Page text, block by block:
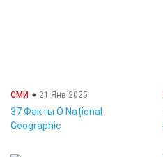
СМИ 21 Янв 2025
37 Факты О Național
Geographic